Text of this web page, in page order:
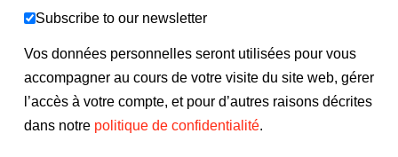
Subscribe to our newsletter
Vos données personnelles seront utilisées pour vous
accompagner au cours de votre visite du site web, gérer
l’accès à votre compte, et pour d’autres raisons décrites
dans notre politique de confidentialité.